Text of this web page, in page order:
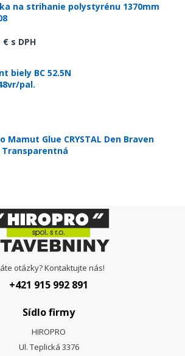
na strihanie polystyrénu 1370mm
€ s DPH
biely BC 52.5N
pal.
Mamut Glue CRYSTAL Den Braven
Transparentná
otázky? Kontaktujte nás!
+421 915 992 891
Sídlo firmy
HIROPRO
Ul. Teplická 3376